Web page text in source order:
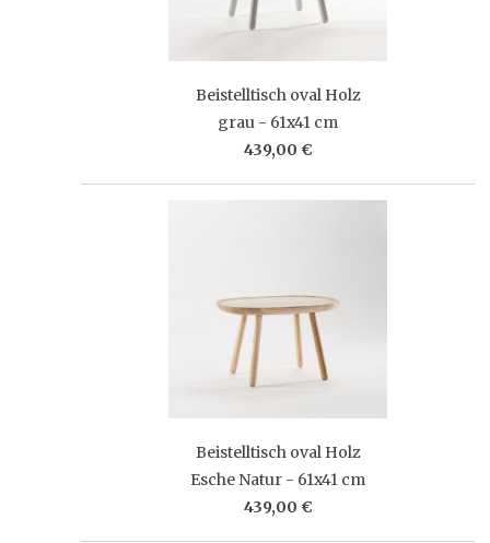
Beistelltisch oval Holz
grau - 61x41 cm
439,00 €
Beistelltisch oval Holz
Esche Natur - 61x41 cm
439,00 €